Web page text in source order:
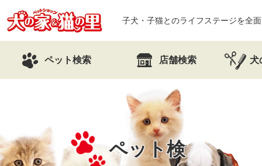
子犬・子猫とのライフステージを全
ペット検索 店舗検索 犬
ペット検